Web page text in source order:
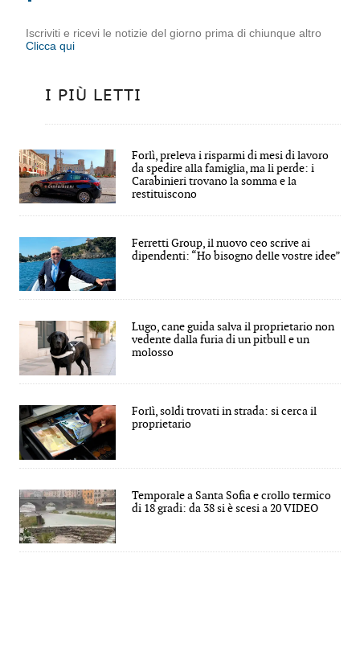
Iscriviti e ricevi le notizie del giorno prima di chiunque altro
Clicca qui
I PIÙ LETTI
Forlì, preleva i risparmi di mesi di lavoro
da spedire alla famiglia, ma li perde: i
Carabinieri trovano la somma e la
restituiscono
Ferretti Group, il nuovo ceo scrive ai
dipendenti: “Ho bisogno delle vostre idee”
Lugo, cane guida salva il proprietario non
vedente dalla furia di un pitbull e un
molosso
Forlì, soldi trovati in strada: si cerca il
proprietario
Temporale a Santa Sofia e crollo termico
di 18 gradi: da 38 si è scesi a 20 VIDEO